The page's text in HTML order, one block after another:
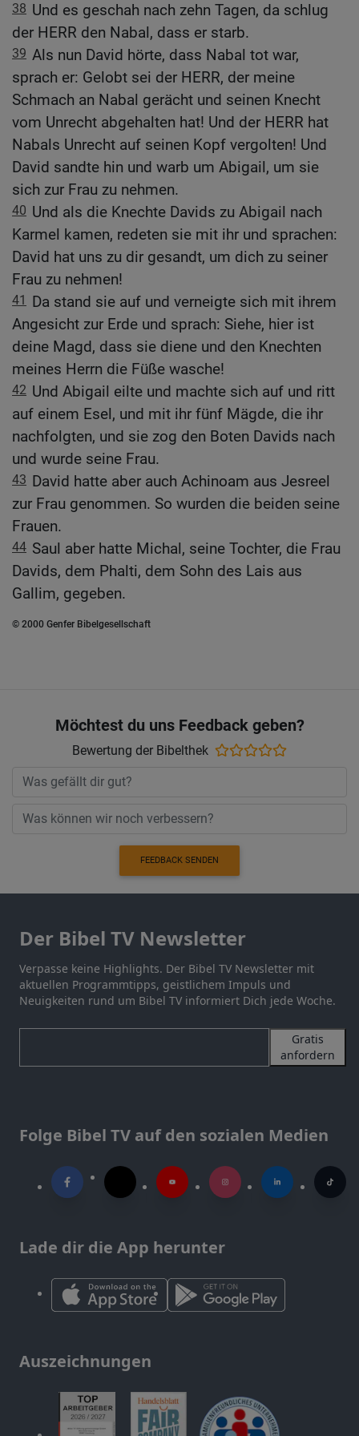
38 Und es geschah nach zehn Tagen, da schlug
der HERR den Nabal, dass er starb.
39 Als nun David hörte, dass Nabal tot war,
sprach er: Gelobt sei der HERR, der meine
Schmach an Nabal gerächt und seinen Knecht
vom Unrecht abgehalten hat! Und der HERR hat
Nabals Unrecht auf seinen Kopf vergolten! Und
David sandte hin und warb um Abigail, um sie
sich zur Frau zu nehmen.
40 Und als die Knechte Davids zu Abigail nach
Karmel kamen, redeten sie mit ihr und sprachen:
David hat uns zu dir gesandt, um dich zu seiner
Frau zu nehmen!
41
Da stand sie auf und verneigte sich mit ihrem
Angesicht zur Erde und sprach: Siehe, hier ist
deine Magd, dass sie diene und den Knechten
meines Herrn die Füße wasche!
42 Und Abigail eilte und machte sich auf und ritt
auf einem Esel, und mit ihr fünf Mägde, die ihr
nachfolgten, und sie zog den Boten Davids nach
und wurde seine Frau.
43 David hatte aber auch Achinoam aus Jesreel
zur Frau genommen. So wurden die beiden seine
Frauen.
44 Saul aber hatte Michal, seine Tochter, die Frau
Davids, dem Phalti, dem Sohn des Lais aus
Gallim, gegeben.
© 2000 Genfer Bibelgesellschaft
Möchtest du uns Feedback geben?
Bewertung der Bibelthek
FEEDBACK SENDEN
Der Bibel TV Newsletter
Verpasse keine Highlights. Der Bibel TV Newsletter mit
aktuellen Programmtipps, geistlichem Impuls und
Neuigkeiten rund um Bibel TV informiert Dich jede Woche.
Gratis
anfordern
Folge Bibel TV auf den sozialen Medien
Lade dir die App herunter
Auszeichnungen